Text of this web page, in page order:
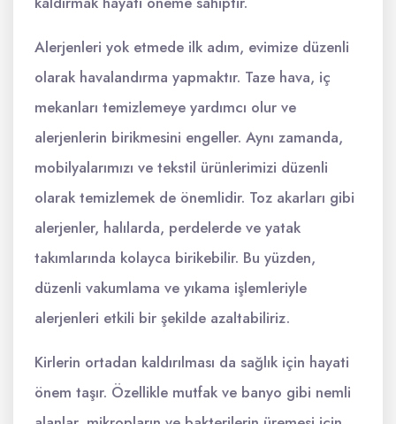
Alerjenleri yok etmede ilk adım, evimize düzenli
olarak havalandırma yapmaktır. Taze hava, iç
mekanları temizlemeye yardımcı olur ve
alerjenlerin birikmesini engeller. Aynı zamanda,
mobilyalarımızı ve tekstil ürünlerimizi düzenli
olarak temizlemek de önemlidir. Toz akarları gibi
alerjenler, halılarda, perdelerde ve yatak
takımlarında kolayca birikebilir. Bu yüzden,
düzenli vakumlama ve yıkama işlemleriyle
alerjenleri etkili bir şekilde azaltabiliriz.
Kirlerin ortadan kaldırılması da sağlık için hayati
önem taşır. Özellikle mutfak ve banyo gibi nemli